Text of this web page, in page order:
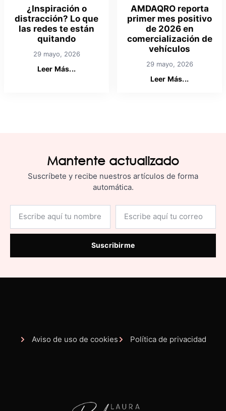
¿Inspiración o
distracción? Lo que
las redes te están
quitando
29 mayo, 2026
Leer Más...
AMDAQRO reporta
primer mes positivo
de 2026 en
comercialización de
vehículos
29 mayo, 2026
Leer Más...
Mantente actualizado
Suscríbete y recibe nuestros artículos de forma
automática.
Suscribirme
Aviso de uso de cookies Política de privacidad